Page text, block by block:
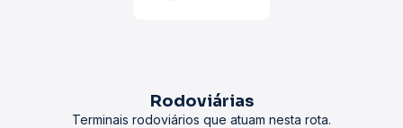
Rodoviárias
Terminais rodoviários que atuam nesta rota.